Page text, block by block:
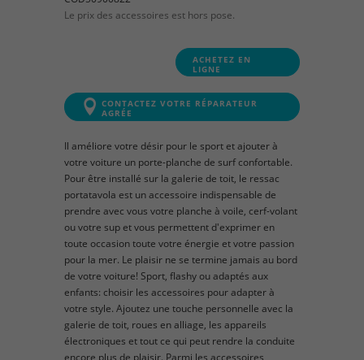
Le prix des accessoires est hors pose.
ACHETEZ EN
LIGNE
CONTACTEZ VOTRE RÉPARATEUR
AGRÉE
Il améliore votre désir pour le sport et ajouter à
votre voiture un porte-planche de surf confortable.
Pour être installé sur la galerie de toit, le ressac
portatavola est un accessoire indispensable de
prendre avec vous votre planche à voile, cerf-volant
ou votre sup et vous permettent d'exprimer en
toute occasion toute votre énergie et votre passion
pour la mer. Le plaisir ne se termine jamais au bord
de votre voiture! Sport, flashy ou adaptés aux
enfants: choisir les accessoires pour adapter à
votre style. Ajoutez une touche personnelle avec la
galerie de toit, roues en alliage, les appareils
électroniques et tout ce qui peut rendre la conduite
encore plus de plaisir. Parmi les accessoires